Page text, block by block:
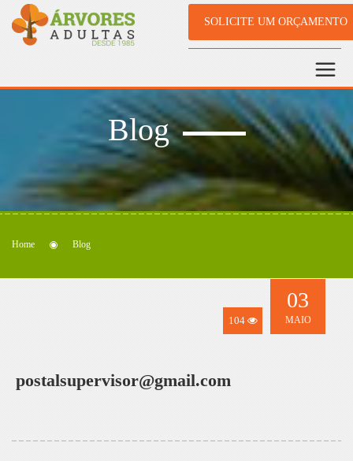
SOLICITE UM ORÇAMENTO
Blog
Home Blog
104
03
MAIO
postalsupervisor@gmail.com